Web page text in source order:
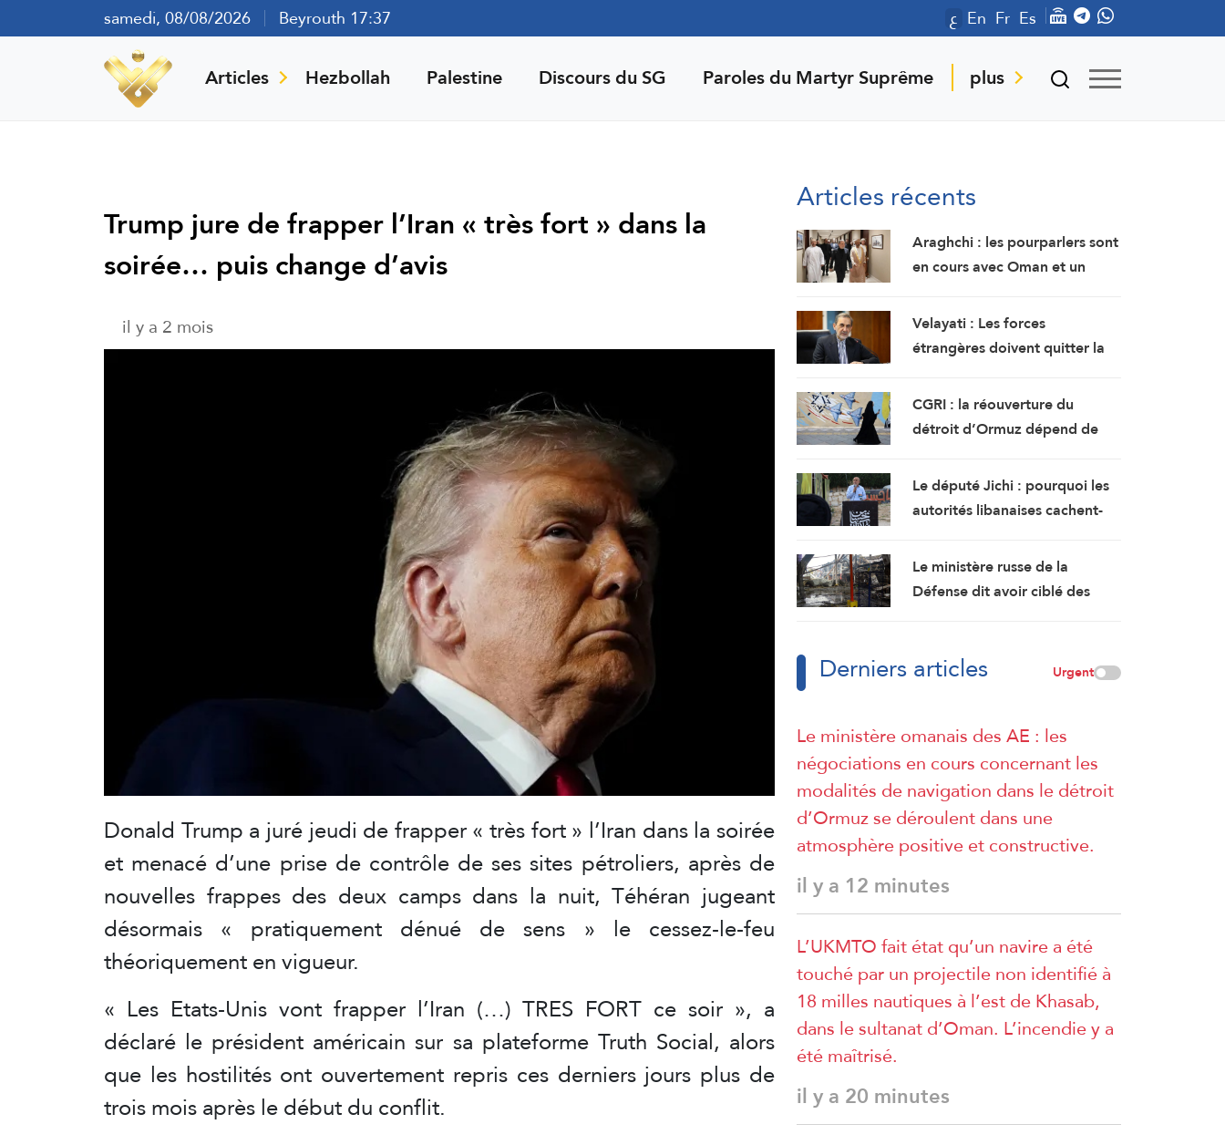
samedi, 08/08/2026 Beyrouth 17:37 ع En Fr Es
Articles Hezbollah Palestine Discours du SG Paroles du Martyr Suprême plus
Trump jure de frapper l’Iran « très fort » dans la
soirée… puis change d’avis
il y a 2 mois
Donald Trump a juré jeudi de frapper « très fort » l’Iran dans la soirée
et menacé d’une prise de contrôle de ses sites pétroliers, après de
nouvelles frappes des deux camps dans la nuit, Téhéran jugeant
désormais « pratiquement dénué de sens » le cessez-le-feu
théoriquement en vigueur.
« Les Etats-Unis vont frapper l’Iran (…) TRES FORT ce soir », a
déclaré le président américain sur sa plateforme Truth Social, alors
que les hostilités ont ouvertement repris ces derniers jours plus de
trois mois après le début du conflit.
Articles récents
Araghchi : les pourparlers sont
en cours avec Oman et un
Velayati : Les forces
étrangères doivent quitter la
CGRI : la réouverture du
détroit d’Ormuz dépend de
demandes iraniennes
Le député Jichi : pourquoi les
autorités libanaises cachent-
cadre ?
Le ministère russe de la
Défense dit avoir ciblé des
Odessa
Derniers articles Urgent
Le ministère omanais des AE : les
négociations en cours concernant les
modalités de navigation dans le détroit
d’Ormuz se déroulent dans une
atmosphère positive et constructive.
il y a 12 minutes
L’UKMTO fait état qu’un navire a été
touché par un projectile non identifié à
18 milles nautiques à l’est de Khasab,
dans le sultanat d’Oman. L’incendie y a
été maîtrisé.
il y a 20 minutes